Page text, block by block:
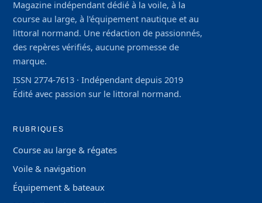
Magazine indépendant dédié à la voile, à la
course au large, à l'équipement nautique et au
littoral normand. Une rédaction de passionnés,
des repères vérifiés, aucune promesse de
marque.
ISSN 2774-7613 · Indépendant depuis 2019
Édité avec passion sur le littoral normand.
RUBRIQUES
Course au large & régates
Voile & navigation
Équipement & bateaux